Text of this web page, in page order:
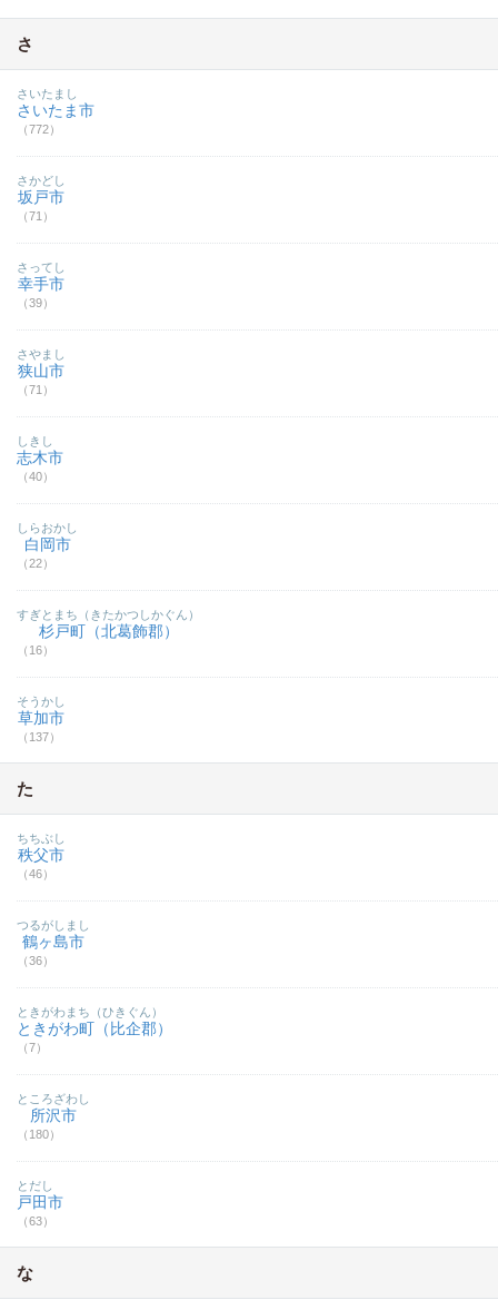
さ
さいたま市
（772）
さいたまし
坂戸市
（71）
さかどし
幸手市
（39）
さってし
狭山市
（71）
さやまし
志木市
（40）
しきし
白岡市
（22）
しらおかし
杉戸町（北葛飾郡）
（16）
すぎとまち（きたかつしかぐん）
草加市
（137）
そうかし
た
秩父市
（46）
ちちぶし
鶴ヶ島市
（36）
つるがしまし
ときがわ町（比企郡）
（7）
ときがわまち（ひきぐん）
所沢市
（180）
ところざわし
戸田市
（63）
とだし
な